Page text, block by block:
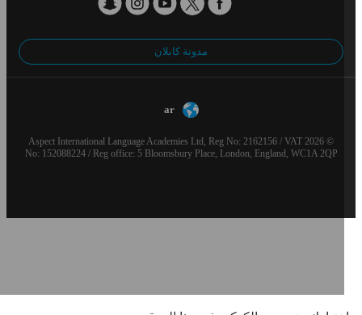
مدونة كابلان
ar
© 2026 Aspect International Language Academies Ltd, Reg No: 2162156 / VAT
No: 152088224 / Reg office: 5 Bloomsbury Place, London, England, WC1A 2QP